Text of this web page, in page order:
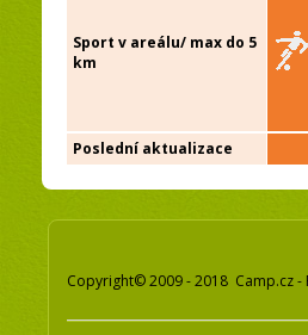
Sport v areálu/ max do 5
km
Poslední aktualizace
Copyright© 2009 - 2018 Camp.cz -